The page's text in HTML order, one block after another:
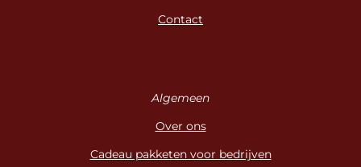
Contact
Algemeen
Over ons
Cadeau pakketen voor bedrijven